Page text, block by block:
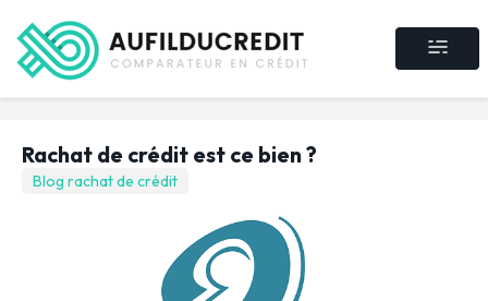
Rachat de crédit est ce bien ?
Blog rachat de crédit